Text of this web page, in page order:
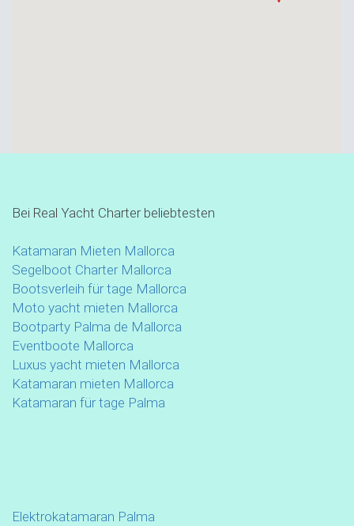
Bei Real Yacht Charter beliebtesten
Katamaran Mieten Mallorca
Segelboot Charter Mallorca
Bootsverleih für tage Mallorca
Moto yacht mieten Mallorca
Bootparty Palma de Mallorca
Eventboote Mallorca
Luxus yacht mieten Mallorca
Katamaran mieten Mallorca
Katamaran für tage Palma
Elektrokatamaran Palma